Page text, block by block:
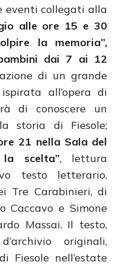
eventi collegati alla
alle ore 15 e 30
la memoria”,
dai 7 ai 12
di un grande
all’opera di
di conoscere un
storia di Fiesole;
21 nella Sala del
scelta”, lettura
testo letterario,
Tre Carabinieri, di
Caccavo e Simone
Massai. Il testo,
originali,
Fiesole nell’estate